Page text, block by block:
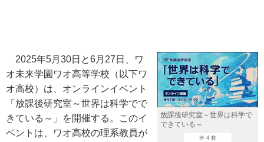
放課後研究室～世界は科学で
できている～
全 4 枚
2025年5月30日と6月27日、ワ
オ未来学園ワオ高等学校（以下ワ
オ高校）は、オンラインイベント
「放課後研究室～世界は科学でで
きている～」を開催する。このイ
ベントは、ワオ高校の理系教員が